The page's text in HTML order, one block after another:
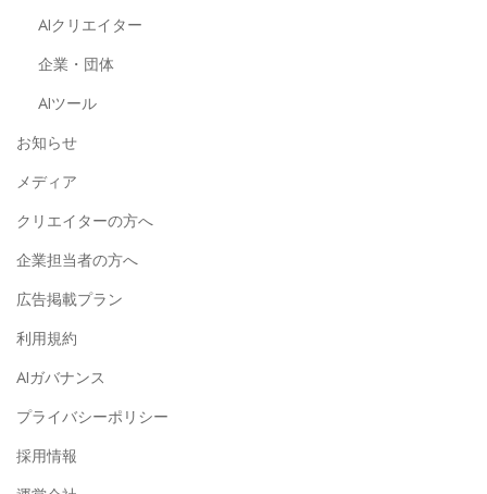
AIクリエイター
企業・団体
AIツール
お知らせ
メディア
クリエイターの方へ
企業担当者の方へ
広告掲載プラン
利用規約
AIガバナンス
プライバシーポリシー
採用情報